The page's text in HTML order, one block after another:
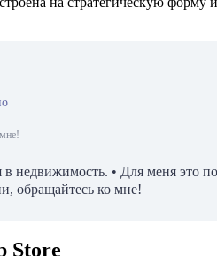
недвижимость. • Для меня это
обращайтесь ко мне!
Store